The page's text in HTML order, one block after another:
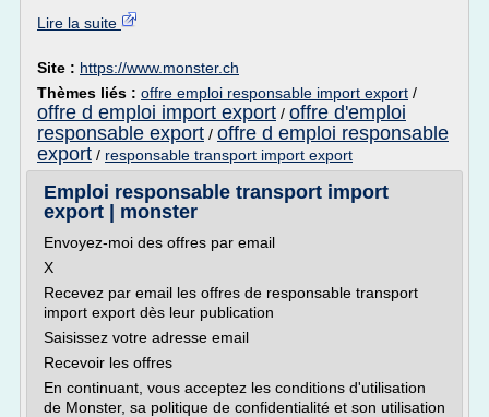
Lire la suite
Site : https://www.monster.ch
Thèmes liés : offre emploi responsable import export /
offre d emploi import export / offre d'emploi
responsable export / offre d emploi responsable
export / responsable transport import export
Emploi responsable transport import
export | monster
Envoyez-moi des offres par email
X
Recevez par email les offres de responsable transport
import export dès leur publication
Saisissez votre adresse email
Recevoir les offres
En continuant, vous acceptez les conditions d'utilisation
de Monster, sa politique de confidentialité et son utilisation